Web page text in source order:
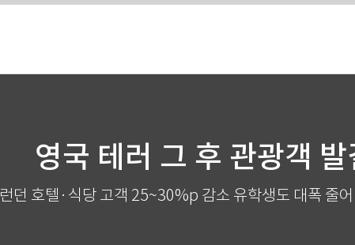
영국 테러 그 후 관광객 발
런던 호텔·식당 고객 25~30%p 감소 유학생도 대폭 줄